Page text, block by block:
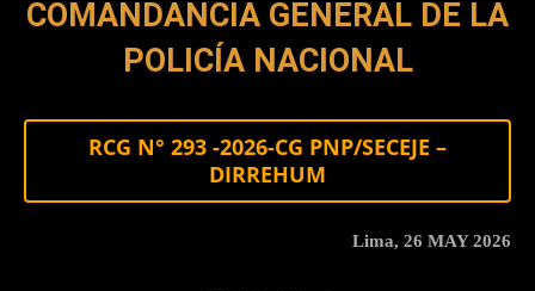
COMANDANCIA GENERAL DE LA
POLICÍA NACIONAL
RCG N° 293 -2026-CG PNP/SECEJE –
DIRREHUM
Lima, 26 MAY 2026